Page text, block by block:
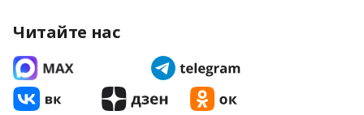
Читайте нас